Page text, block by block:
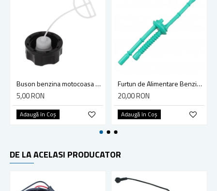
Buson benzina motocoasa TL43/52
5,00 RON
Adaugă în Coş
Furtun de Alimentare Benzina Motocoasa Stihl FS 38, FS 45, FS 46, FS 55, FS 100, FS 110, FS 130
20,00 RON
Adaugă în Coş
DE LA ACELASI PRODUCATOR